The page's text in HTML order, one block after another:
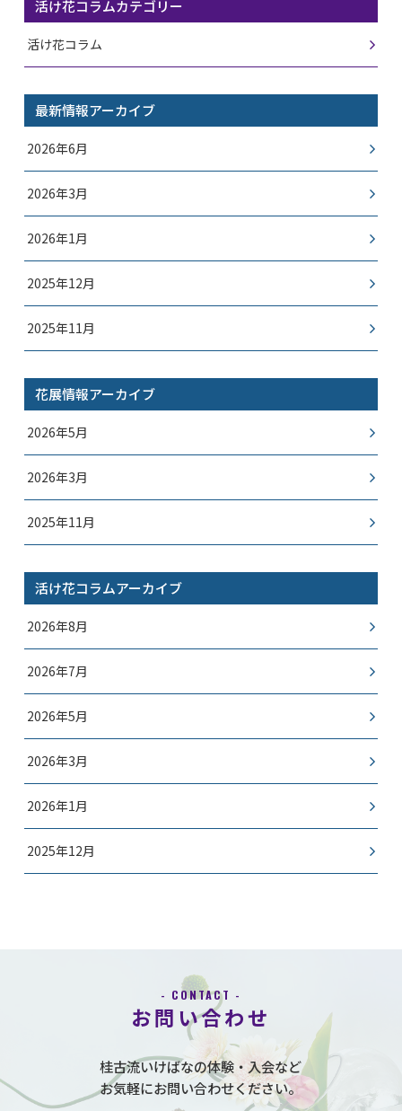
活け花コラムカテゴリー
活け花コラム
最新情報アーカイブ
2026年6月
2026年3月
2026年1月
2025年12月
2025年11月
花展情報アーカイブ
2026年5月
2026年3月
2025年11月
活け花コラムアーカイブ
2026年8月
2026年7月
2026年5月
2026年3月
2026年1月
2025年12月
- CONTACT -
お問い合わせ
桂古流いけばなの体験・入会など
お気軽にお問い合わせください。